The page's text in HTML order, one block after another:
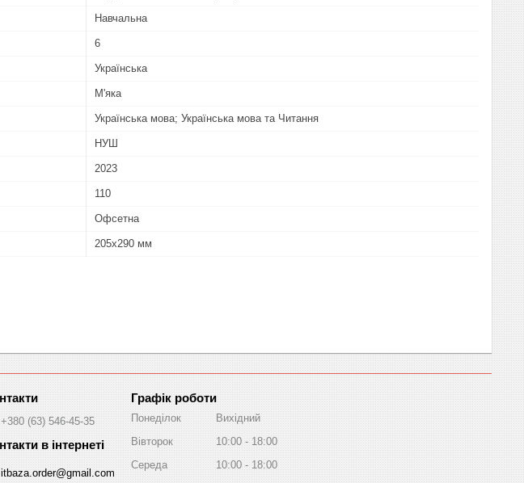
Навчальна
6
Українська
М'яка
Українська мова; Українська мова та Читання
НУШ
2023
110
Офсетна
205х290 мм
+380 (63) 546-45-35
itbaza.order@gmail.com
Графік роботи
Понеділок
Вихідний
Вівторок
10:00
18:00
Середа
10:00
18:00